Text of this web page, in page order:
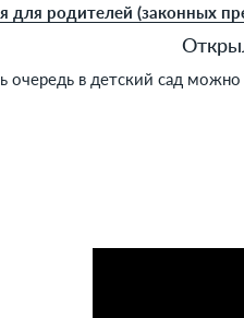
для родителей (законных
очередь в детский сад можно